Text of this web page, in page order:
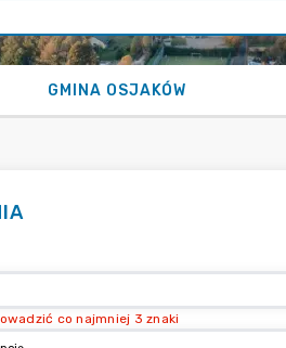
GMINA OSJAKÓW
co najmniej 3 znaki